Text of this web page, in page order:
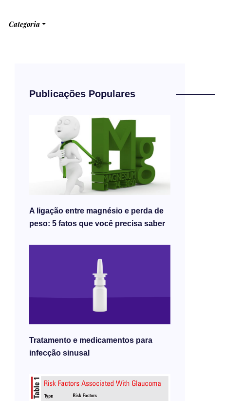
Categoria
Publicações Populares
A ligação entre magnésio e perda de
peso: 5 fatos que você precisa saber
Tratamento e medicamentos para
infecção sinusal